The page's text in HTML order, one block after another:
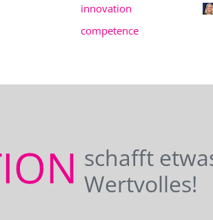
innovation
competence
schafft
Wertvolles!